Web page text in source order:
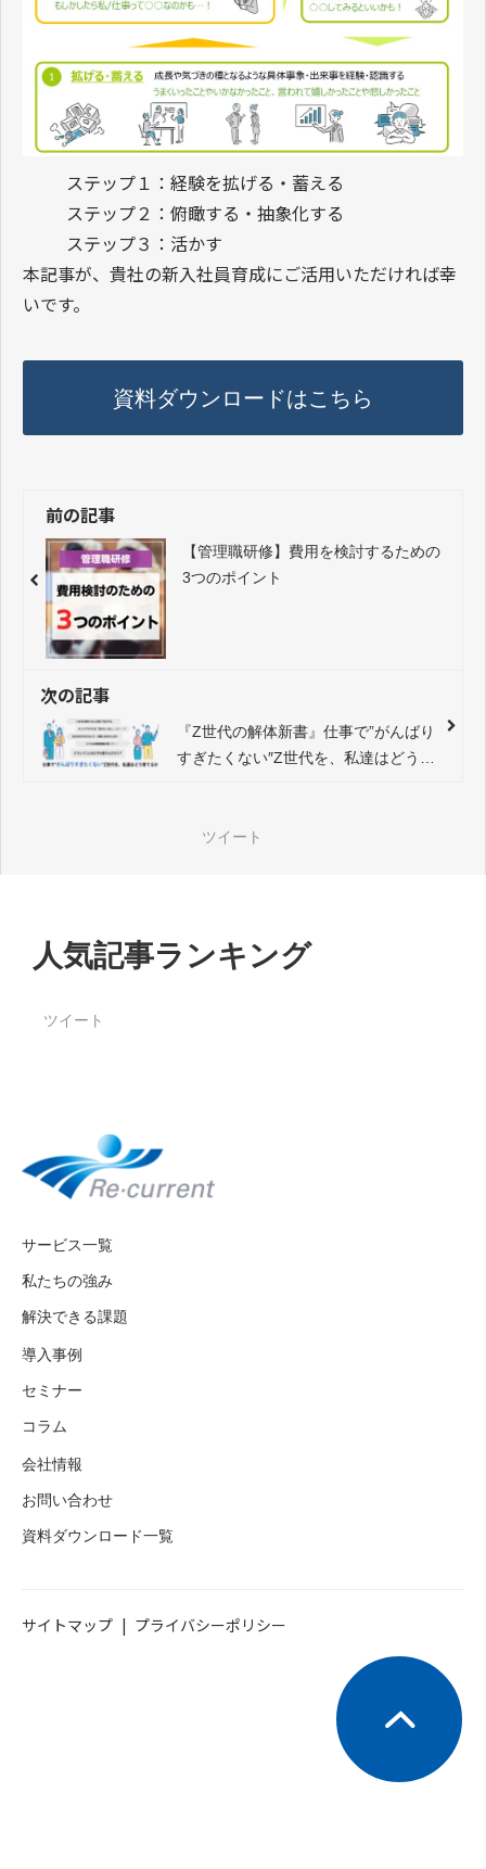
ステップ１：経験を拡げる・蓄える
ステップ２：俯瞰する・抽象化する
ステップ３：活かす
本記事が、貴社の新入社員育成にご活用いただければ幸
いです。
資料ダウンロードはこちら
前の記事
【管理職研修】費用を検討するための
3つのポイント
次の記事
『Z世代の解体新書』仕事で”がんばり
すぎたくない″Z世代を、私達はどう育
ツイート
人気記事ランキング
ツイート
サービス一覧
私たちの強み
解決できる課題
導入事例
セミナー
コラム
会社情報
お問い合わせ
資料ダウンロード一覧
サイトマップ プライバシーポリシー